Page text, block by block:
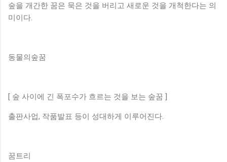
숲을 개간한 꿈은 묵은 것을 버리고 새로운 것을 개척한다는 의
미이다.
동물의숲꿈
[ 숲 사이에 긴 폭포수가 흐르는 것을 보는 숲꿈 ]
출판사업, 작품발표 등이 성대하게 이루어진다.
꿈트리